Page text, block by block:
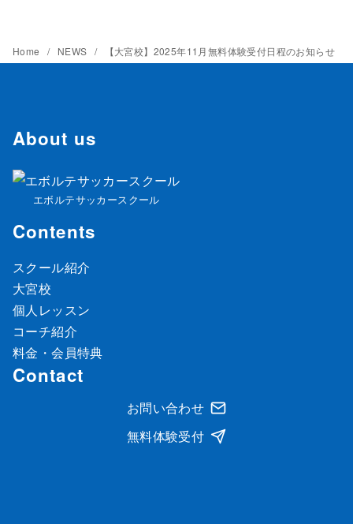
Home NEWS 【大宮校】2025年11月無料体験受付日程のお知らせ
About us
エボルテサッカースクール
Contents
スクール紹介
大宮校
個人レッスン
コーチ紹介
料金・会員特典
Contact
お問い合わせ
無料体験受付